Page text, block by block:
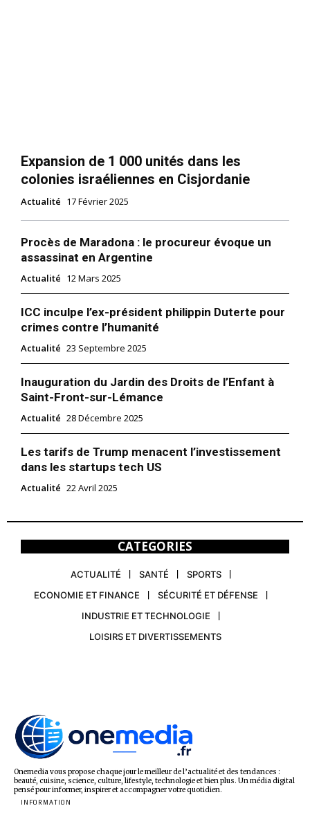
Expansion de 1 000 unités dans les
colonies israéliennes en Cisjordanie
Actualité 17 Février 2025
Procès de Maradona : le procureur évoque un
assassinat en Argentine
Actualité 12 Mars 2025
ICC inculpe l’ex-président philippin Duterte pour
crimes contre l’humanité
Actualité 23 Septembre 2025
Inauguration du Jardin des Droits de l’Enfant à
Saint-Front-sur-Lémance
Actualité 28 Décembre 2025
Les tarifs de Trump menacent l’investissement
dans les startups tech US
Actualité 22 Avril 2025
CATEGORIES
ACTUALITÉ SANTÉ
SPORTS
ECONOMIE ET FINANCE
SÉCURITÉ ET DÉFENSE
INDUSTRIE ET TECHNOLOGIE
LOISIRS ET DIVERTISSEMENTS
Onemedia vous propose chaque jour le meilleur de l’actualité et des tendances :
beauté, cuisine, science, culture, lifestyle, technologie et bien plus. Un média digital
pensé pour informer, inspirer et accompagner votre quotidien.
INFORMATION